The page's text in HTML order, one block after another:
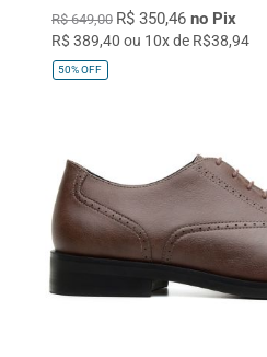
R$ 649,00 R$ 350,46 no Pix
R$ 389,40 ou 10x de R$38,94
50%OFF